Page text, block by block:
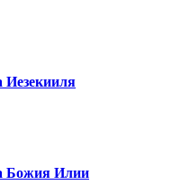
Иезекииля
Божия Илии